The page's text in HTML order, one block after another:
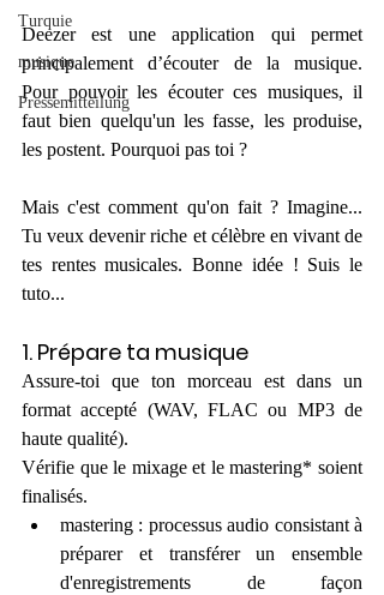
Turquie
musique
Pressemitteilung
Deezer est une application qui permet
principalement d’écouter de la musique.
Pour pouvoir les écouter ces musiques, il
faut bien quelqu'un les fasse, les produise,
les postent. Pourquoi pas toi ?
Mais c'est comment qu'on fait ? Imagine...
Tu veux devenir riche et célèbre en vivant de
tes rentes musicales. Bonne idée ! Suis le
tuto...
1. Prépare ta musique
Assure-toi que ton morceau est dans un
format accepté (WAV, FLAC ou MP3 de
haute qualité).
Vérifie que le mixage et le mastering* soient
finalisés.
mastering : processus audio consistant à
préparer et transférer un ensemble
d'enregistrements de façon